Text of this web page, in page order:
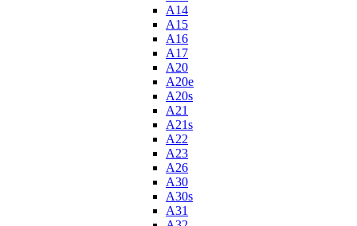
A14
A15
A16
A17
A20
A20e
A20s
A21
A21s
A22
A23
A26
A30
A30s
A31